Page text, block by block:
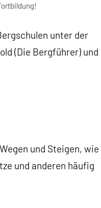
unter der
(Die Bergführer) und
und Steigen, wie
und anderen häufig